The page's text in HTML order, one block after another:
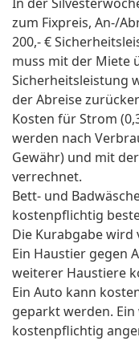
zum Fixpreis, An-/
200,- €
muss mit der Miete
Sicherheitsleistung
der Abreise
Kosten für Strom
werden nach
Gewähr) und mit
verrechnet.
Bett- und
kostenpflichtig
Die Kurabgabe wird
Ein Haustier gegen
weiterer Haustiere
Ein Auto kann
geparkt werden.
kostenpflichtig